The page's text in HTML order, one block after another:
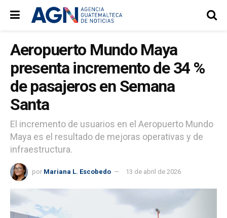
Aeropuerto Mundo Maya
presenta incremento de 34 %
de pasajeros en Semana
Santa
El incremento de usuarios en el Aeropuerto Mundo
Maya es el resultado de mejoras operativas y de
infraestructura.
por Mariana L. Escobedo 13 de abril de 2026